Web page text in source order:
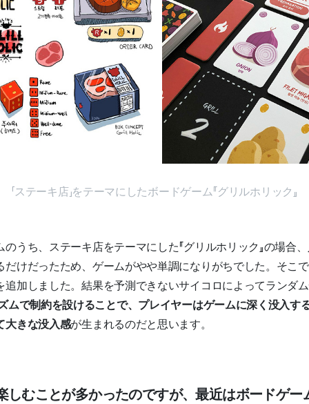
「ステーキ店」をテーマにしたボードゲーム『グリルホリック』
うち、ステーキ店をテーマにした『グリルホリック』の場合
だけだったため、ゲームがやや単調になりがちでした。そこ
追加しました。結果を予測できないサイコロによってランダ
ムで制約を設けることで、プレイヤーはゲームに深く没入す
大きな没入感が生まれるのだと思います。
しむことが多かったのですが、最近はボードゲー